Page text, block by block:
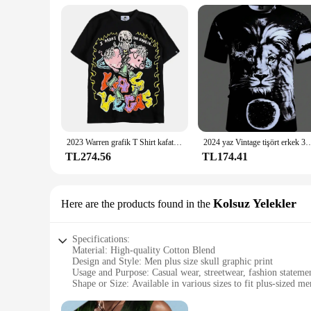
2023 Warren grafik T Shirt kafatası baskılı % 100% pamuk T Shirt artı boyutu erkekler ve kadınlar için Hip Hop Streetwear Lota sıcak satış Tops
TL274.56
2024 yaz Vintage tişört erkek 3D baskılı kafatası melek
TL174.41
Here are the products found in the Kolsuz Yelekler
Specifications:
Material: High-quality Cotton Blend
Design and Style: Men plus size skull graphic print
Usage and Purpose: Casual wear, streetwear, fashion
Shape or Size: Available in various sizes to fit plus-sized
Parts and Accessories: Comes as a set, including a Kolsuz